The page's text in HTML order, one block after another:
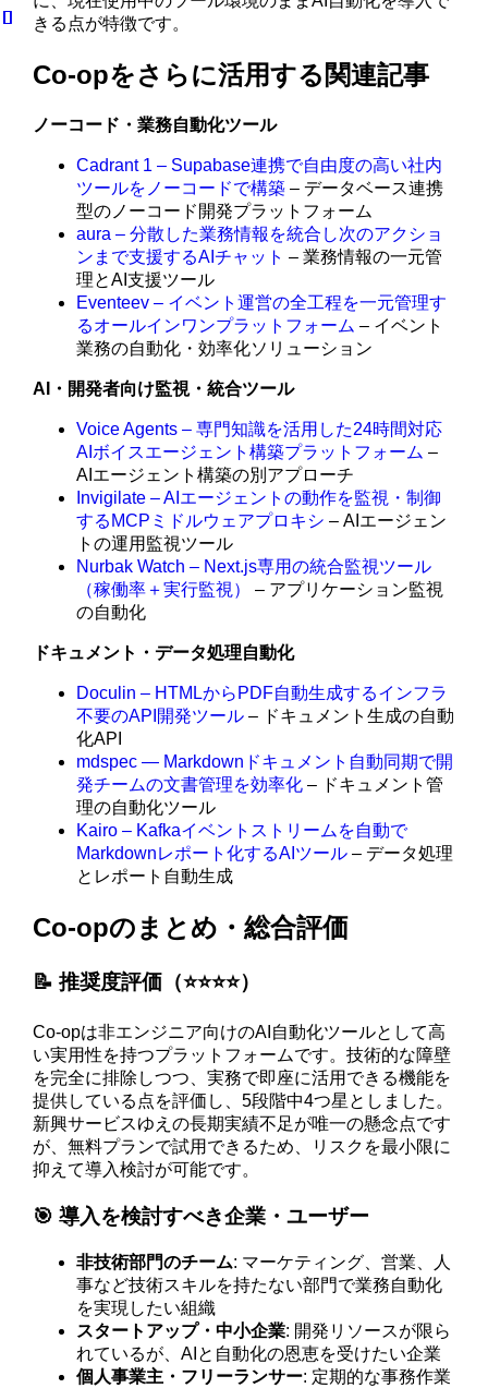
きる点が特徴です。
Co-opをさらに活用する関連記事
ノーコード・業務自動化ツール
Cadrant 1 – Supabase連携で自由度の高い社内
ツールをノーコードで構築 – データベース連携
型のノーコード開発プラットフォーム
aura – 分散した業務情報を統合し次のアクショ
ンまで支援するAIチャット – 業務情報の一元管
理とAI支援ツール
Eventeev – イベント運営の全工程を一元管理す
るオールインワンプラットフォーム – イベント
業務の自動化・効率化ソリューション
AI・開発者向け監視・統合ツール
Voice Agents – 専門知識を活用した24時間対応
AIボイスエージェント構築プラットフォーム –
AIエージェント構築の別アプローチ
Invigilate – AIエージェントの動作を監視・制御
するMCPミドルウェアプロキシ – AIエージェン
トの運用監視ツール
Nurbak Watch – Next.js専用の統合監視ツール
（稼働率＋実行監視）
– アプリケーション監視
の自動化
ドキュメント・データ処理自動化
Doculin – HTMLからPDF自動生成するインフラ
不要のAPI開発ツール – ドキュメント生成の自動
化API
mdspec — Markdownドキュメント自動同期で開
発チームの文書管理を効率化 – ドキュメント管
理の自動化ツール
Kairo – Kafkaイベントストリームを自動で
Markdownレポート化するAIツール – データ処理
とレポート自動生成
Co-opのまとめ・総合評価
📝 推奨度評価（⭐️⭐️⭐️⭐️）
Co-opは非エンジニア向けのAI自動化ツールとして高
い実用性を持つプラットフォームです。技術的な障壁
を完全に排除しつつ、実務で即座に活用できる機能を
提供している点を評価し、5段階中4つ星としました。
新興サービスゆえの長期実績不足が唯一の懸念点です
が、無料プランで試用できるため、リスクを最小限に
抑えて導入検討が可能です。
🎯 導入を検討すべき企業・ユーザー
非技術部門のチーム: マーケティング、営業、人
事など技術スキルを持たない部門で業務自動化
を実現したい組織
スタートアップ・中小企業: 開発リソースが限ら
れているが、AIと自動化の恩恵を受けたい企業
個人事業主・フリーランサー: 定期的な事務作業